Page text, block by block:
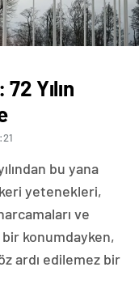
Yılın
bu yana
yetenekleri,
ve
bir konumdayken,
ardı edilemez bir